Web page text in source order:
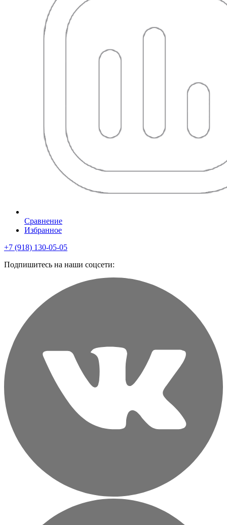
Сравнение
Избранное
+7 (918) 130-05-05
Подпишитесь на наши соцсети: